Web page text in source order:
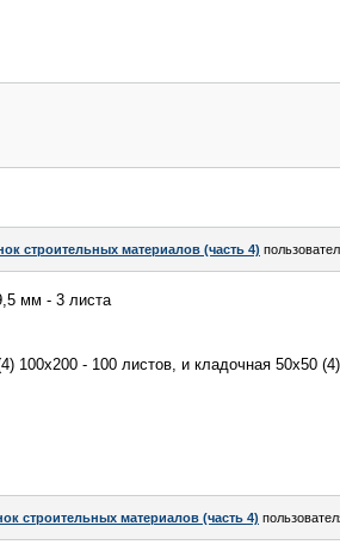
строительных материалов (часть 4)
мм - 3 листа
100х200 - 100 листов, и кладочная 50х50
строительных материалов (часть 4)